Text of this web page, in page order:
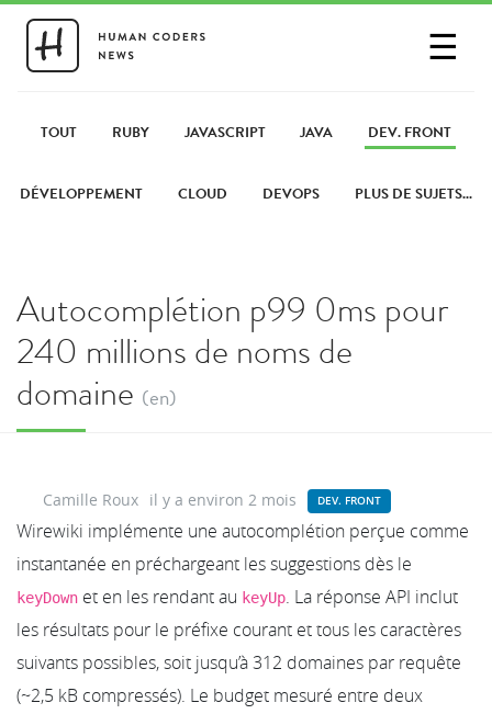
☰
PARTAGER UN LIEN
TOUT RUBY JAVASCRIPT JAVA DEV. FRONT
DÉVELOPPEMENT CLOUD DEVOPS PLUS DE SUJETS...
Autocomplétion p99 0ms pour
240 millions de noms de
domaine (en)
Camille Roux il y a environ 2 mois DEV. FRONT
Wirewiki implémente une autocomplétion perçue comme
instantanée en préchargeant les suggestions dès le
keyDown et en les rendant au keyUp. La réponse API inclut
les résultats pour le préfixe courant et tous les caractères
suivants possibles, soit jusqu’à 312 domaines par requête
(~2,5 kB compressés). Le budget mesuré entre deux